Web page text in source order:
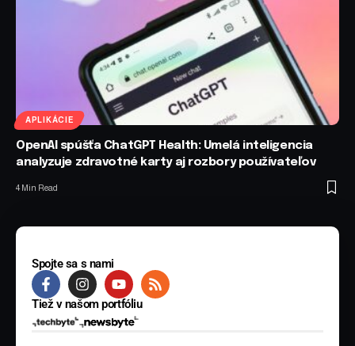
APLIKÁCIE
OpenAI spúšťa ChatGPT Health: Umelá inteligencia
analyzuje zdravotné karty aj rozbory používateľov
4 Min Read
Spojte sa s nami
Tiež v našom portfóliu